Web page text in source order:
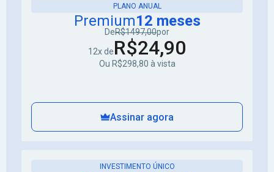
PLANO ANUAL
Premium12 meses
DeR$1497,00por
12x deR$24,90
Ou R$298,80 à vista
Assinar agora
INVESTIMENTO ÚNICO